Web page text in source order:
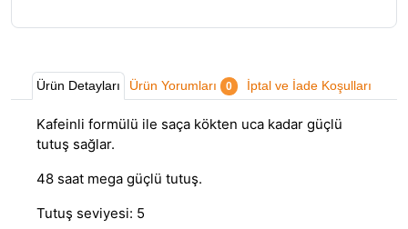
Ürün Detayları Ürün Yorumları 0 İptal ve İade Koşulları
Kafeinli formülü ile saça kökten uca kadar güçlü
tutuş sağlar.
48 saat mega güçlü tutuş.
Tutuş seviyesi: 5